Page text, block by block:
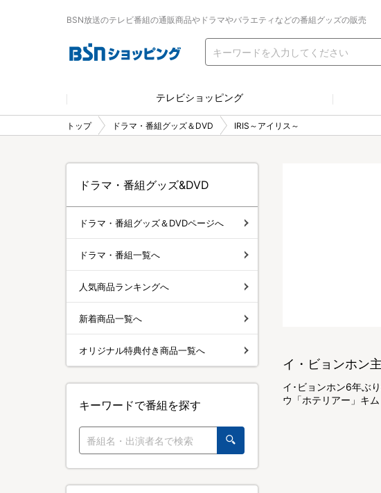
BSN放送のテレビ番組の通販商品やドラマやバラエティなどの番組グッズの販売
テレビショッピング
トップ ドラマ・番組グッズ＆DVD IRIS～アイリス～
イ・ビョンホン
イ･ビョンホン6年ぶ
ウ「ホテリアー」キ
ドラマ・番組グッズ&DVD
ドラマ・番組グッズ＆DVDページへ
ドラマ・番組一覧へ
人気商品ランキングへ
新着商品一覧へ
オリジナル特典付き商品一覧へ
キーワードで番組を探す